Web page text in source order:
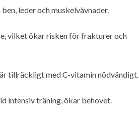
leder och muskelvävnader.
vilket ökar risken för frakturer och
tillräckligt med C-vitamin nödvändigt.
intensiv träning, ökar behovet.